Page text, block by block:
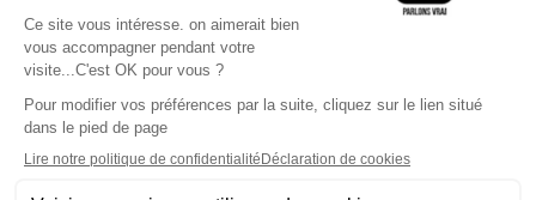
L'application Iphone / Android
Téléchargez l'application
Les cookies